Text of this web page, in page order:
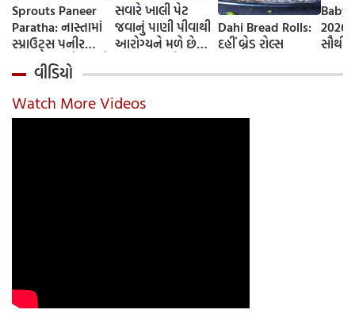
Sprouts Paneer
Paratha: નાસ્તામાં
સ્પ્રાઉટ્સ પનીર
પરાઠા બનાવો, તમને
પ્રોટીનનો ડબલ ડોઝ
મળશે
સવારે ખાલી પેટ
જવાનું પાણી પીવાથી
આરોગ્યને મળે છે
જાણીએ તેના ફાયદા
અને ઉપયોગ કરવાની
યોગ્ય રીત
Dahi Bread Rolls:
દહીં બ્રેડ રોલ્સ
Baby
વીડિયો
Watch More Videos